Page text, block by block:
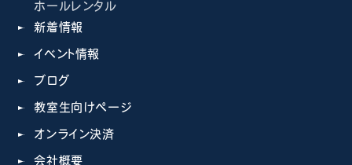
ホールレンタル
新着情報
イベント情報
ブログ
教室生向けページ
オンライン決済
会社概要